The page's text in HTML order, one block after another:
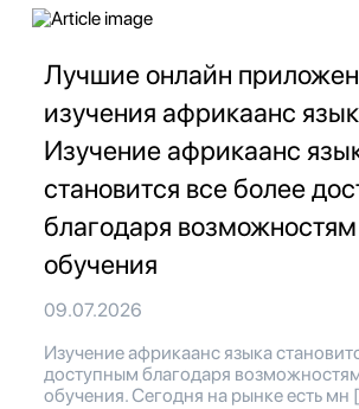
Лучшие онлайн
изучения африкаанс
Изучение африкаанс
становится все более
благодаря
обучения
09.07.2026
Изучение африкаанс языка
доступным благодаря
обучения. Сегодня на рынке есть мн